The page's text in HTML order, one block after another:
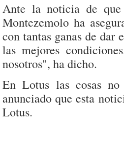
Ante la noticia de
Montezemolo ha
con tantas ganas de dar
las mejores
nosotros", ha dicho.
En Lotus las cosas
anunciado que esta
Lotus.